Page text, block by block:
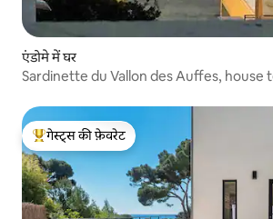
एंडोमे में घर
Sardinette du Vallon des Auffes, house
गेस्ट्स का टॉप फ़ेवरेट
गेस्ट्स की फ़ेवरेट